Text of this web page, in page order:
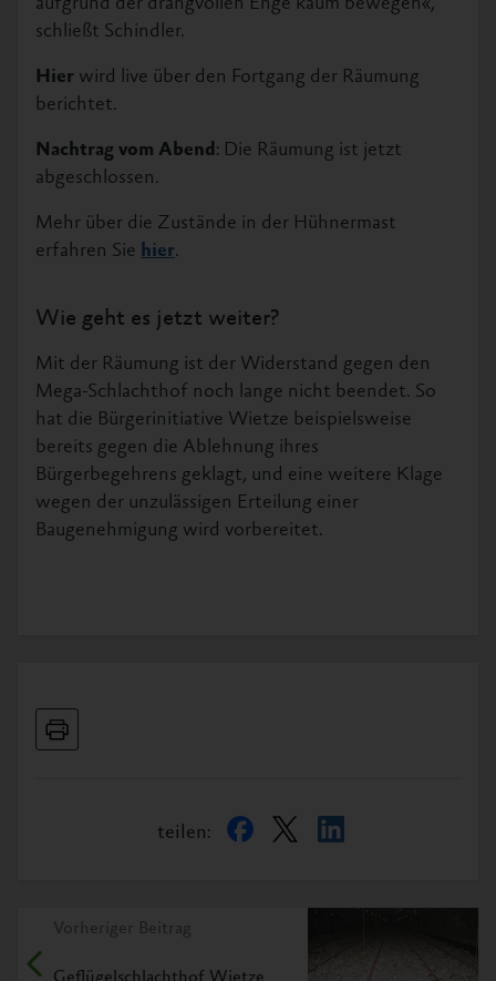
aufgrund der drangvollen Enge kaum bewegen«,
schließt Schindler.
Hier wird live über den Fortgang der Räumung
berichtet.
Nachtrag vom Abend: Die Räumung ist jetzt
abgeschlossen.
Mehr über die Zustände in der Hühnermast
erfahren Sie hier.
Wie geht es jetzt weiter?
Mit der Räumung ist der Widerstand gegen den
Mega-Schlachthof noch lange nicht beendet. So
hat die Bürgerinitiative Wietze beispielsweise
bereits gegen die Ablehnung ihres
Bürgerbegehrens geklagt, und eine weitere Klage
wegen der unzulässigen Erteilung einer
Baugenehmigung wird vorbereitet.
teilen:
Vorheriger Beitrag